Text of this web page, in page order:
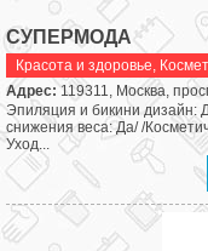
СУПЕРМОДА
Красота и здоровье,
Адрес:119311, Москва,
Эпиляция и бикини дизайн:
снижения веса: Да/ /
Уход...